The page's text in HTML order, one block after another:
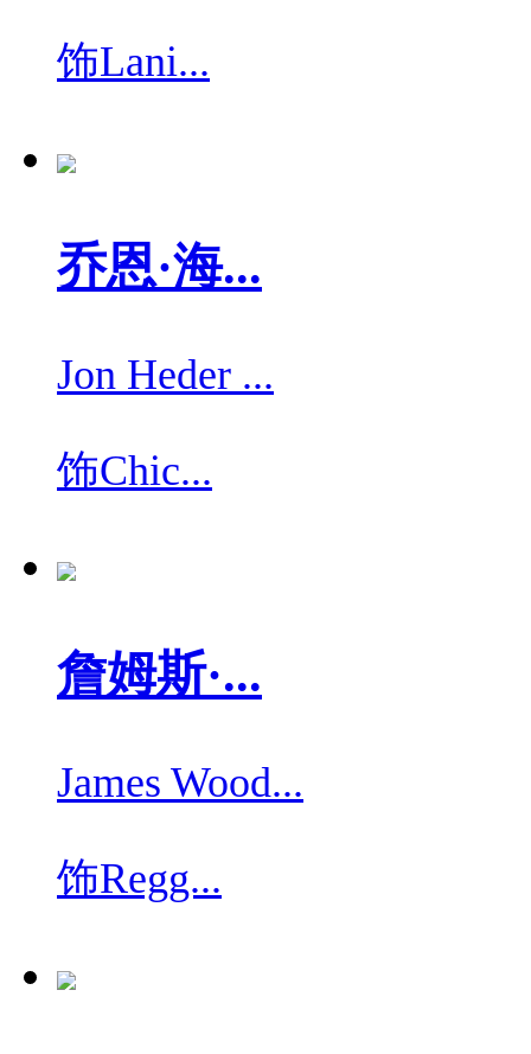
饰Lani...
乔恩·海...
Jon Heder ...
饰Chic...
詹姆斯·...
James Wood...
饰Regg...